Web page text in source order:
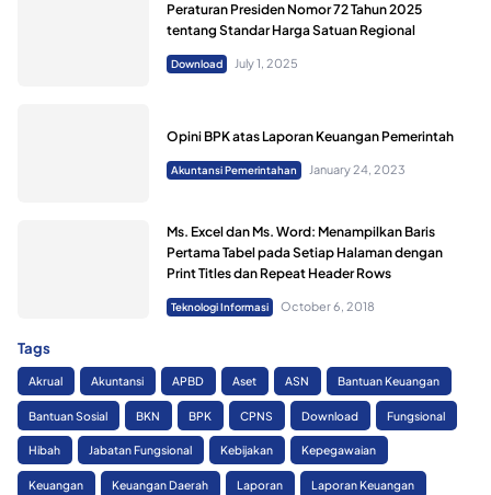
Peraturan Presiden Nomor 72 Tahun 2025
tentang Standar Harga Satuan Regional
Download July 1, 2025
Opini BPK atas Laporan Keuangan Pemerintah
Akuntansi Pemerintahan January 24, 2023
Ms. Excel dan Ms. Word: Menampilkan Baris
Pertama Tabel pada Setiap Halaman dengan
Print Titles dan Repeat Header Rows
Teknologi Informasi October 6, 2018
Tags
Akrual Akuntansi APBD Aset ASN Bantuan Keuangan
Bantuan Sosial BKN BPK CPNS Download Fungsional
Hibah Jabatan Fungsional Kebijakan Kepegawaian
Keuangan Keuangan Daerah Laporan Laporan Keuangan